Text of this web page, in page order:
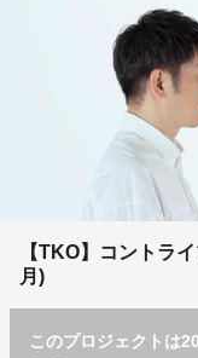
【TKO】コントラ
月)
このプロジェクトは